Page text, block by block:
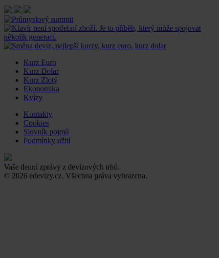
Kurz Euro
Kurz Dolar
Kurz Zlotý
Ekonomika
Kvízy
Kontakty
Cookies
Slovník pojmů
Podmínky užití
Vaše denní zprávy z devizových trhů.
© 2026 edevizy.cz. Všechna práva vyhrazena.